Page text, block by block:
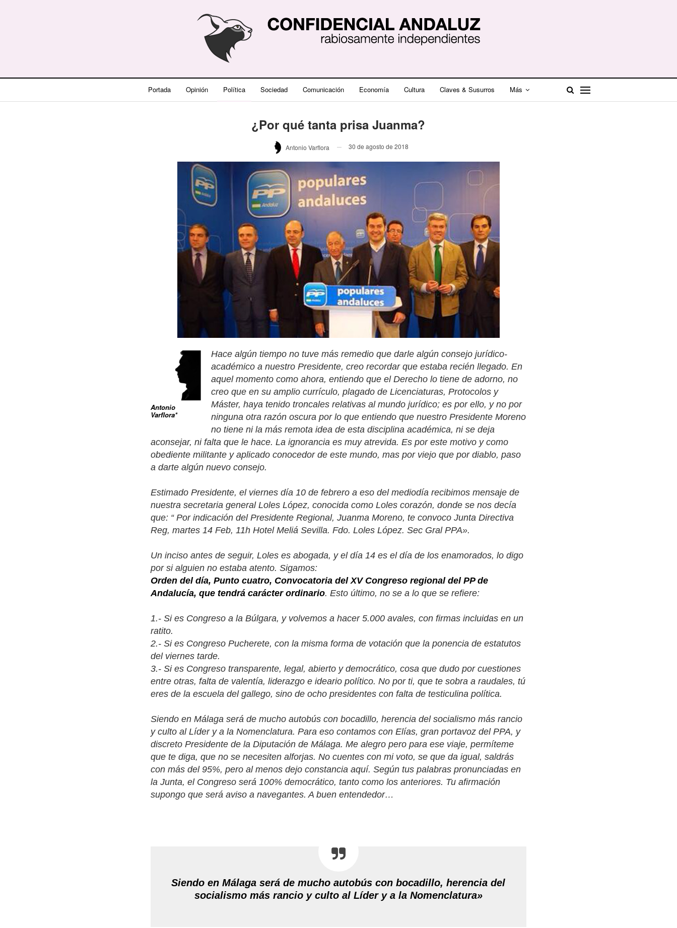
Portada Opinión Política Sociedad Comunicación Economía Cultura Claves & Susurros Más
¿Por qué tanta prisa Juanma?
Antonio Varflora 30 de agosto de 2018
Antonio
Varflora*
Hace algún tiempo no tuve más remedio que darle algún consejo jurídico-
académico a nuestro Presidente, creo recordar que estaba recién llegado. En
aquel momento como ahora, entiendo que el Derecho lo tiene de adorno, no
creo que en su amplio currículo, plagado de Licenciaturas, Protocolos y
Máster, haya tenido troncales relativas al mundo jurídico; es por ello, y no por
ninguna otra razón oscura por lo que entiendo que nuestro Presidente Moreno
no tiene ni la más remota idea de esta disciplina académica, ni se deja
aconsejar, ni falta que le hace. La ignorancia es muy atrevida. Es por este motivo y como
obediente militante y aplicado conocedor de este mundo, mas por viejo que por diablo, paso
a darte algún nuevo consejo.
Estimado Presidente, el viernes día 10 de febrero a eso del mediodía recibimos mensaje de
nuestra secretaria general Loles López, conocida como Loles corazón, donde se nos decía
que: “Por indicación del Presidente Regional, Juanma Moreno, te convoco Junta Directiva
Reg, martes 14 Feb, 11h Hotel Meliá Sevilla. Fdo. Loles López. Sec Gral PPA».
Un inciso antes de seguir, Loles es abogada, y el día 14 es el día de los enamorados, lo digo
por si alguien no estaba atento. Sigamos:
Orden del día, Punto cuatro, Convocatoria del XV Congreso regional del PP de
Andalucía, que tendrá carácter ordinario. Esto último, no se a lo que se refiere:
1.- Si es Congreso a la Búlgara, y volvemos a hacer 5.000 avales, con firmas incluidas en un
ratito.
2.- Si es Congreso Pucherete, con la misma forma de votación que la ponencia de estatutos
del viernes tarde.
3.- Si es Congreso transparente, legal, abierto y democrático, cosa que dudo por cuestiones
entre otras, falta de valentía, liderazgo e ideario político. No por ti, que te sobra a raudales, tú
eres de la escuela del gallego, sino de ocho presidentes con falta de testiculina política.
Siendo en Málaga será de mucho autobús con bocadillo, herencia del socialismo más rancio
y culto al Líder y a la Nomenclatura. Para eso contamos con Elías, gran portavoz del PPA, y
discreto Presidente de la Diputación de Málaga. Me alegro pero para ese viaje, permíteme
que te diga, que no se necesiten alforjas. No cuentes con mi voto, se que da igual, saldrás
con más del 95%, pero al menos dejo constancia aquí. Según tus palabras pronunciadas en
la Junta, el Congreso será 100% democrático, tanto como los anteriores. Tu afirmación
supongo que será aviso a navegantes. A buen entendedor…
Siendo en Málaga será de mucho autobús con bocadillo, herencia del
socialismo más rancio y culto al Líder y a la Nomenclatura»